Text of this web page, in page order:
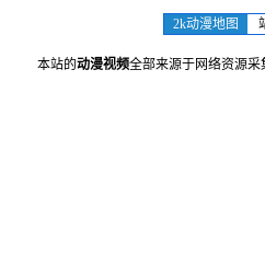
2k动漫地图
本站的动漫视频全部来源于网络资源采